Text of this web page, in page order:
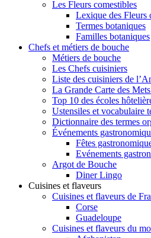
Les Fleurs comestibles
Lexique des Fleurs
Termes botaniques
Familles botaniques
Chefs et métiers de bouche
Métiers de bouche
Les Chefs cuisiniers
Liste des cuisiniers de
La Grande Carte des
Top 10 des écoles
Ustensiles et vocabulaire
Dictionnaire des termes
Événements
Fêtes
Evénements
Argot de Bouche
Diner Lingo
Cuisines et flaveurs
Cuisines et flaveurs de
Corse
Guadeloupe
Cuisines et flaveurs du